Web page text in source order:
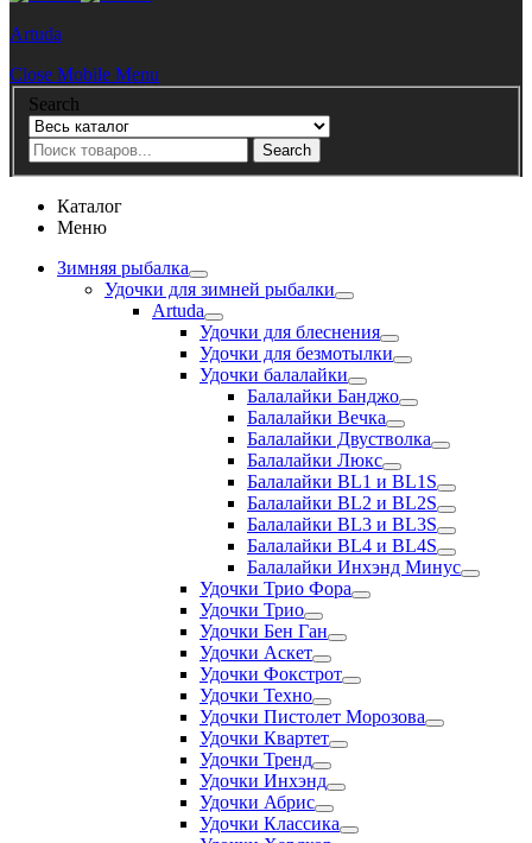
Artuda
Close Mobile Menu
Search
Search
Каталог
Меню
Зимняя рыбалка
Удочки для зимней рыбалки
Artuda
Удочки для блеснения
Удочки для безмотылки
Удочки балалайки
Балалайки Банджо
Балалайки Вечка
Балалайки Двустволка
Балалайки Люкс
Балалайки BL1 и BL1S
Балалайки BL2 и BL2S
Балалайки BL3 и BL3S
Балалайки BL4 и BL4S
Балалайки Инхэнд Минус
Удочки Трио Фора
Удочки Трио
Удочки Бен Ган
Удочки Аскет
Удочки Фокстрот
Удочки Техно
Удочки Пистолет Морозова
Удочки Квартет
Удочки Тренд
Удочки Инхэнд
Удочки Абрис
Удочки Классика